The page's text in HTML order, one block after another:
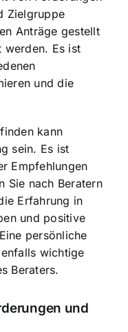
Zielgruppe
Anträge gestellt
werden. Es ist
und die
kann
sein. Es ist
Empfehlungen
Sie nach Beratern
Erfahrung in
und positive
persönliche
wichtige
Beraters.
und